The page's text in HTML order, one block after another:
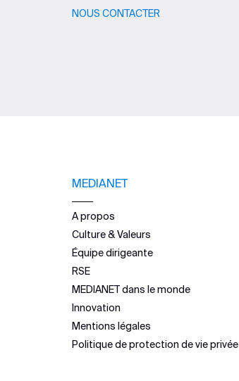
NOUS CONTACTER
MEDIANET
A propos
Culture & Valeurs
Équipe dirigeante
RSE
MEDIANET dans le monde
Innovation
Mentions légales
Politique de protection de vie privée